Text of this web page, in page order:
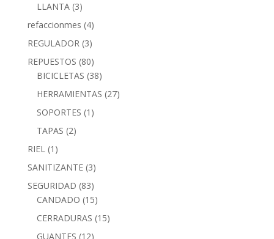
LLANTA (3)
refaccionmes (4)
REGULADOR (3)
REPUESTOS (80)
BICICLETAS (38)
HERRAMIENTAS (27)
SOPORTES (1)
TAPAS (2)
RIEL (1)
SANITIZANTE (3)
SEGURIDAD (83)
CANDADO (15)
CERRADURAS (15)
GUANTES (12)